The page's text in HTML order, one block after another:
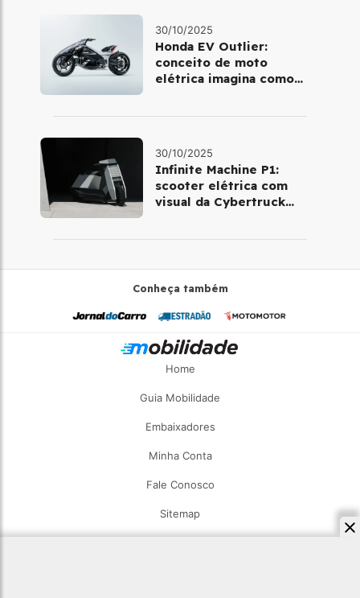
30/10/2025
Honda EV Outlier:
conceito de moto
elétrica imagina como
30/10/2025
Infinite Machine P1:
scooter elétrica com
visual da Cybertruck
Conheça também
Home
Guia Mobilidade
Embaixadores
Minha Conta
Fale Conosco
Sitemap